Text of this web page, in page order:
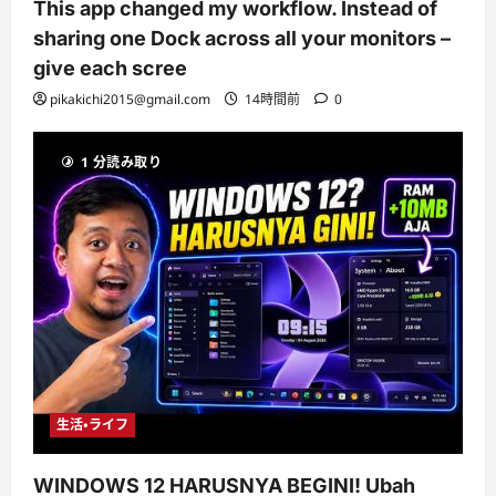
This app changed my workflow. Instead of
sharing one Dock across all your monitors –
give each scree
pikakichi2015@gmail.com 14時間前 0
1 分読み取り
生活・ライフ
WINDOWS 12 HARUSNYA BEGINI! Ubah